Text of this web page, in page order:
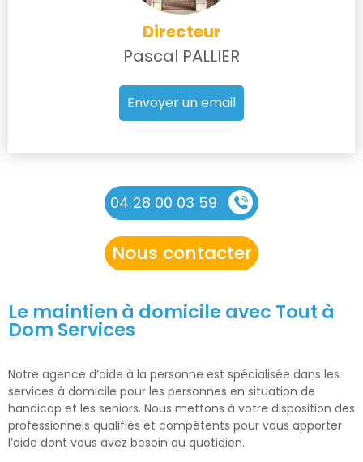
Directeur
Pascal PALLIER
Envoyer un email
04 28 00 03 59
Nous contacter
Le maintien à domicile avec Tout à
Dom Services
Notre agence d’aide à la personne est spécialisée dans les
services à domicile pour les personnes en situation de
handicap et les seniors. Nous mettons à votre disposition des
professionnels qualifiés et compétents pour vous apporter
l’aide dont vous avez besoin au quotidien.